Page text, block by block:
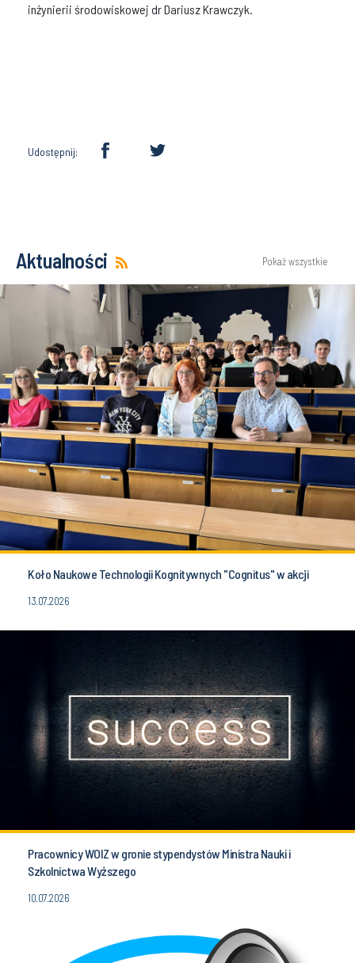
inżynierii środowiskowej dr Dariusz Krawczyk.
Udostępnij:
Aktualności Pokaż wszystkie
Koło Naukowe Technologii Kognitywnych "Cognitus" w akcji
13.07.2026
Pracownicy WOIZ w gronie stypendystów Ministra Nauki i
Szkolnictwa Wyższego
10.07.2026